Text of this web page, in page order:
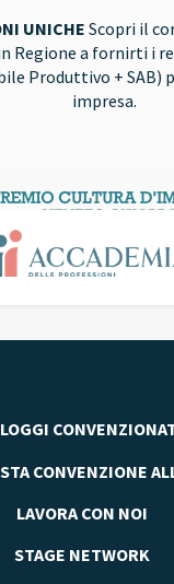
UNICHEScopri il
Regione a fornirti i
Produttivo + SAB)
impresa.
CONVENZIONE
LAVORA CON NOI
STAGE NETWORK